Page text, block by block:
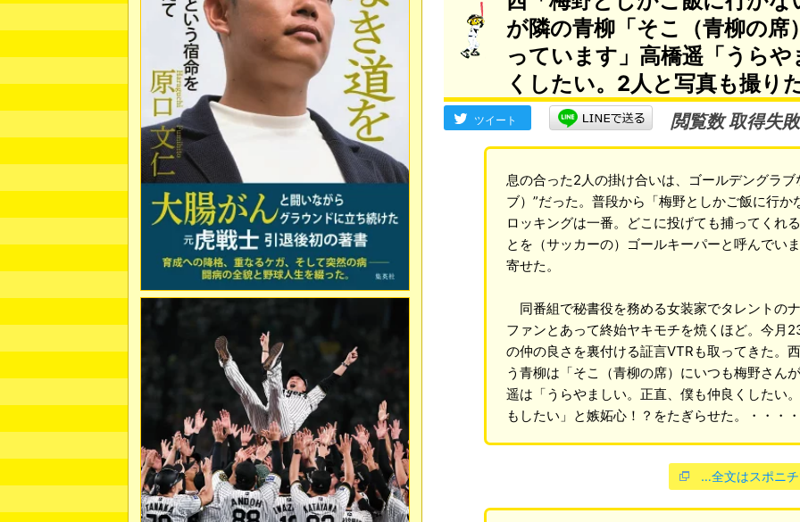
が隣の青柳「そこ（青柳の
っています」高橋遥「うら
くしたい。2人と写真も撮り
ツイート 閲覧数 取得失敗
息の合った2人の掛け合いは、ゴールデングラブ
ブ）”だった。普段から「梅野としかご飯に行
ロッキングは一番。どこに投げても捕ってくれ
とを（サッカーの）ゴールキーパーと呼んでい
寄せた。
同番組で秘書役を務める女装家でタレントの
ファンとあって終始ヤキモチを焼くほど。今月
の仲の良さを裏付ける証言VTRも取ってきた。
う青柳は「そこ（青柳の席）にいつも梅野さん
遥は「うらやましい。正直、僕も仲良くしたい
もしたい」と嫉妬心！？をたぎらせた。・・・・
…全文はスポニ